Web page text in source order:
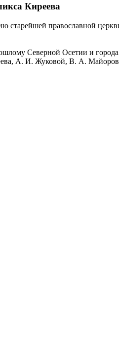
Киреева
старейшей православной
Северной Осетии и города
А. И. Жуковой, В. А.